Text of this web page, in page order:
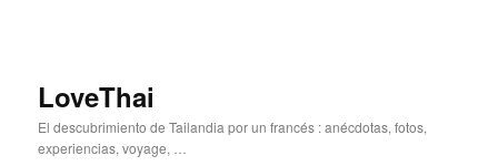
LoveThai
El descubrimiento de Tailandia por un francés : anécdotas, fotos,
experiencias, voyage, …